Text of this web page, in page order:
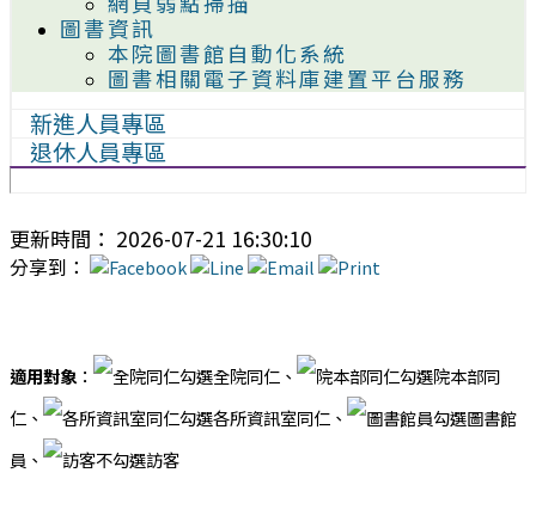
圖書資訊
本院圖書館自動化系統
圖書相關電子資料庫建置平台服務
新進人員專區
退休人員專區
更新時間： 2026-07-21 16:30:10
分享到：
適用對象： 全院同仁、
院本部同
仁、
各所資訊室同仁、
圖書館
員、
訪客